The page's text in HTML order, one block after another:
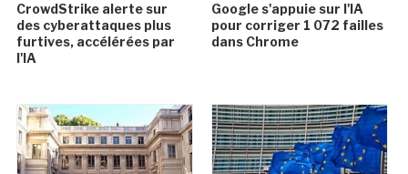
CrowdStrike alerte sur
des cyberattaques plus
furtives, accélérées par
l'IA
Google s'appuie sur l'IA
pour corriger 1 072 failles
dans Chrome